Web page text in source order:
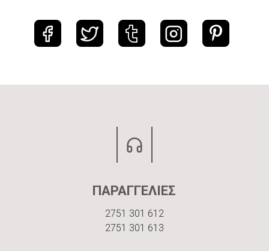
ΠΑΡΑΓΓΕΛΙΕΣ
2751 301 612
2751 301 613